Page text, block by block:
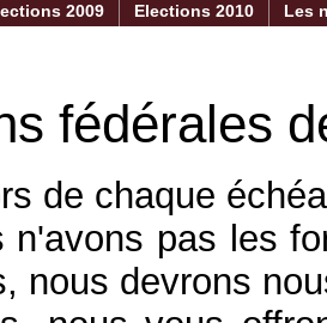
2009 Elections 2010 Les
fédérales
de chaque
n'avons pas les
nous devrons